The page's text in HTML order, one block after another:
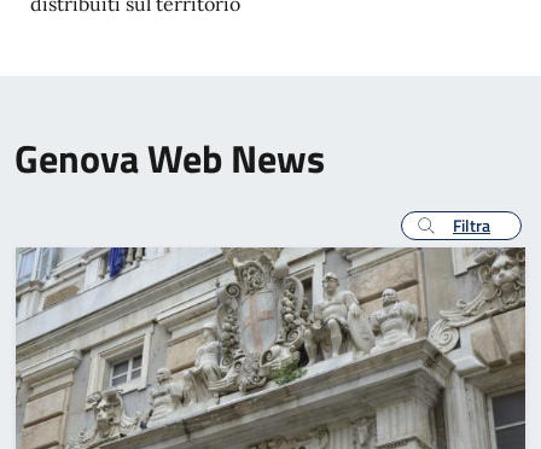
Genova Web News
Filtra